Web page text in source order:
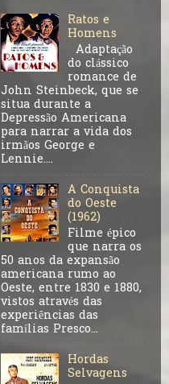
Ratos e
Homens
Adaptação
do clássico
romance de
John Steinbeck, que se
situa durante a
Depressão Americana
para narrar a vida dos
irmãos George e
Lennie....
A Conquista
do Oeste
(1962)
Filme épico
que narra os
50 anos da expansão
americana rumo ao
Oeste, entre 1830 e 1880,
vistos através das
experiências das
famílias Presco...
Hordas
Selvagens